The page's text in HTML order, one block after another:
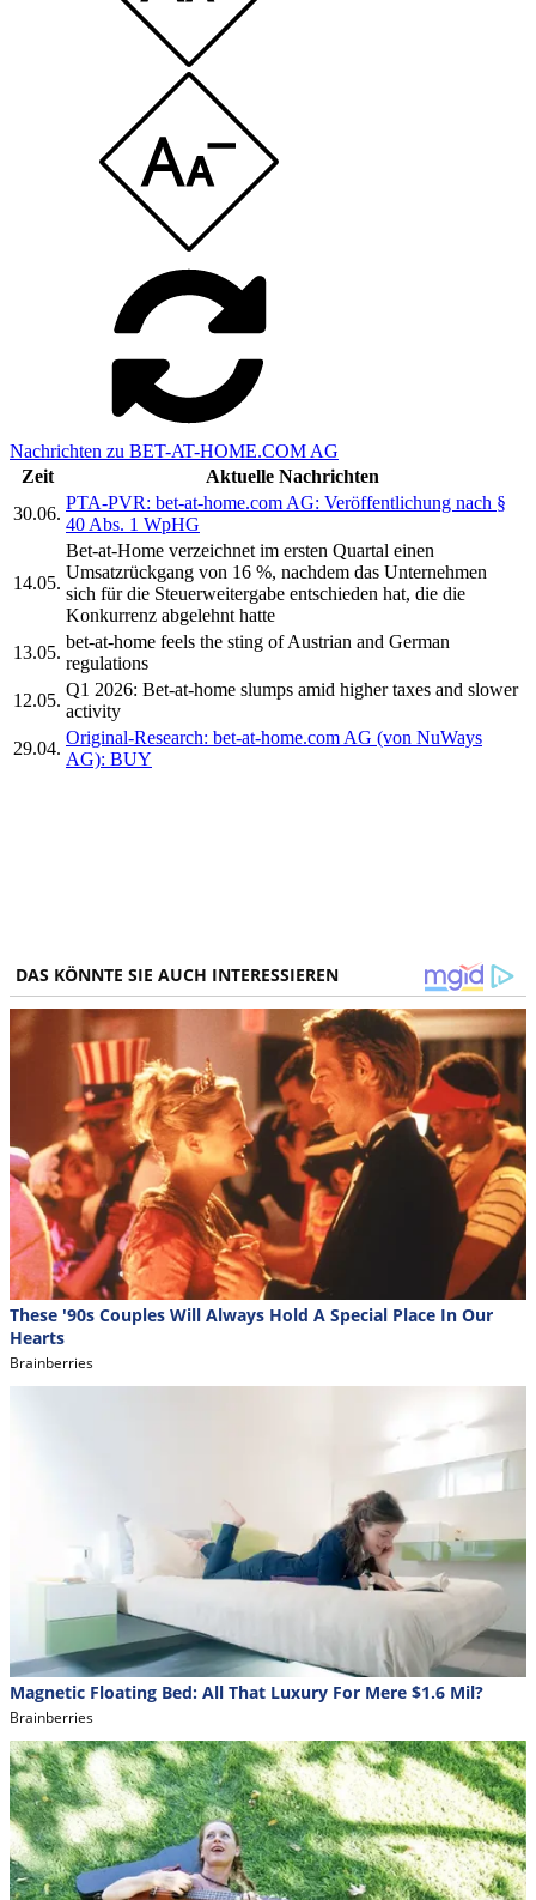
Nachrichten zu BET-AT-HOME.COM AG
Zeit
Aktuelle Nachrichten
30.06.
PTA-PVR: bet-at-home.com AG: Veröffentlichung nach §
40 Abs. 1 WpHG
14.05.
Bet-at-Home verzeichnet im ersten Quartal einen
Umsatzrückgang von 16 %, nachdem das Unternehmen
sich für die Steuerweitergabe entschieden hat, die die
Konkurrenz abgelehnt hatte
13.05.
bet-at-home feels the sting of Austrian and German
regulations
12.05.
Q1 2026: Bet-at-home slumps amid higher taxes and slower
activity
29.04.
Original-Research: bet-at-home.com AG (von NuWays
AG): BUY